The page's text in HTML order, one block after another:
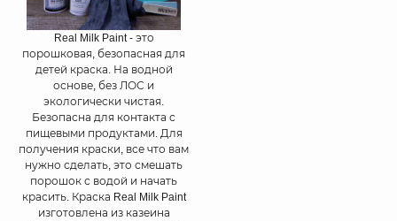
Real Milk Paint - это
порошковая, безопасная для
детей краска. На водной
основе, без ЛОС и
экологически чистая.
Безопасна для контакта с
пищевыми продуктами. Для
получения краски, все что вам
нужно сделать, это смешать
порошок с водой и начать
красить. Краска Real Milk Paint
изготовлена ​​из казеина